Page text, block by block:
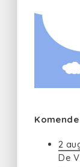
Komende
2
De